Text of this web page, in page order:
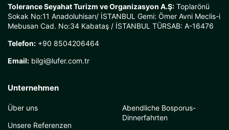
Tolerance Seyahat Turizm ve Organizasyon A.Ş: Toplarönü
Sokak No:11 Anadoluhisarı/ İSTANBUL Gemi: Ömer Avni Meclis-i
Mebusan Cad. No:34 Kabataş / İSTANBUL TÜRSAB: A-16476
Telefon: +90 8504206464
Email: bilgi@lufer.com.tr
Unternehmen
Über uns
Unsere Referenzen
Abendliche Bosporus-
Dinnerfahrten